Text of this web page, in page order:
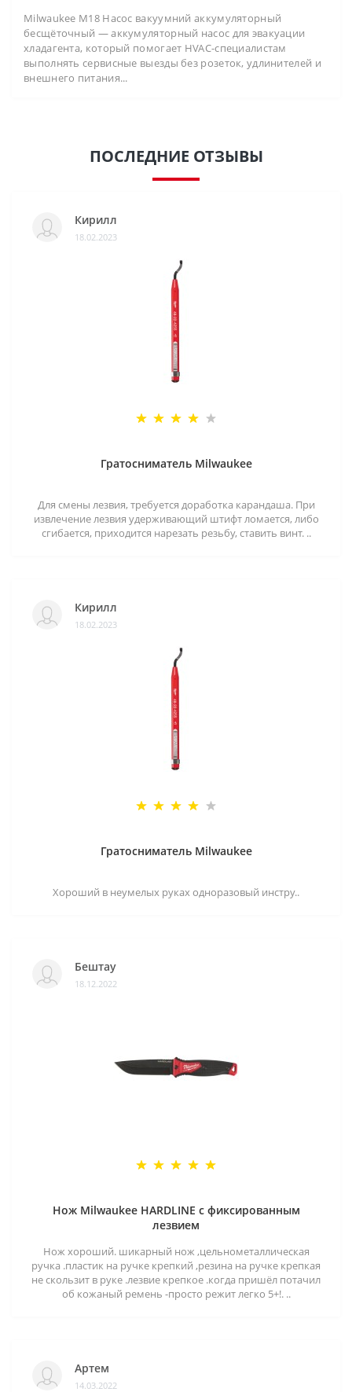
Milwaukee M18 Насос вакуумний аккумуляторный
бесщёточный — аккумуляторный насос для эвакуации
хладагента, который помогает HVAC-специалистам
выполнять сервисные выезды без розеток, удлинителей и
внешнего питания...
ПОСЛЕДНИЕ ОТЗЫВЫ
Кирилл
18.02.2023
Гратосниматель Milwaukee
Для смены лезвия, требуется доработка карандаша. При
извлечение лезвия удерживающий штифт ломается, либо
сгибается, приходится нарезать резьбу, ставить винт. ..
Кирилл
18.02.2023
Гратосниматель Milwaukee
Хороший в неумелых руках одноразовый инстру..
Бештау
18.12.2022
Нож Milwaukee HARDLINE с фиксированным
лезвием
Нож хороший. шикарный нож ,цельнометаллическая
ручка .пластик на ручке крепкий ,резина на ручке крепкая
не скользит в руке .лезвие крепкое .когда пришёл потачил
об кожаный ремень -просто режит легко 5+!. ..
Артем
14.03.2022